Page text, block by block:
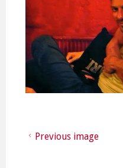
Previous image